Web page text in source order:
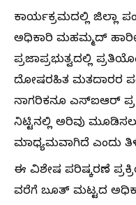
ಕಾರ್ಯಕ್ರಮದಲ್ಲಿ ಜಿಲ್ಲಾ
ಅಧಿಕಾರಿ ಮಹಮ್ಮದ್
ಪ್ರಜಾಪ್ರಭುತ್ವದಲ್ಲಿ
ದೋಷರಹಿತ ಮತದಾರರ
ನಾಗರಿಕನೂ ಎಸ್‌ಐಆರ್
ನಿಟ್ಟಿನಲ್ಲಿ ಅರಿವು
ಮಾಧ್ಯಮವಾಗಿದೆ ಎಂದು
ಈ ವಿಶೇಷ ಪರಿಷ್ಕರಣೆ
ವರೆಗೆ ಬೂತ್ ಮಟ್ಟದ